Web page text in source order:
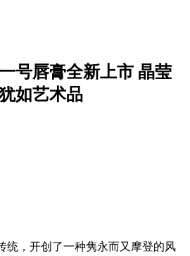
号唇膏全新上市 晶莹
如艺术品
统，开创了一种隽永而又摩登的风